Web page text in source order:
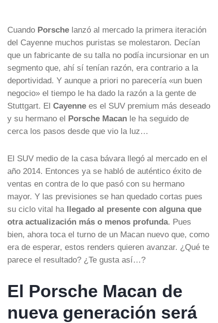
Cuando Porsche lanzó al mercado la primera iteración
del Cayenne muchos puristas se molestaron. Decían
que un fabricante de su talla no podía incursionar en un
segmento que, ahí sí tenían razón, era contrario a la
deportividad. Y aunque a priori no parecería «un buen
negocio» el tiempo le ha dado la razón a la gente de
Stuttgart. El Cayenne es el SUV premium más deseado
y su hermano el Porsche Macan le ha seguido de
cerca los pasos desde que vio la luz…
El SUV medio de la casa bávara llegó al mercado en el
año 2014. Entonces ya se habló de auténtico éxito de
ventas en contra de lo que pasó con su hermano
mayor. Y las previsiones se han quedado cortas pues
su ciclo vital ha llegado al presente con alguna que
otra actualización más o menos profunda. Pues
bien, ahora toca el turno de un Macan nuevo que, como
era de esperar, estos renders quieren avanzar. ¿Qué te
parece el resultado? ¿Te gusta así…?
El Porsche Macan de
nueva generación será